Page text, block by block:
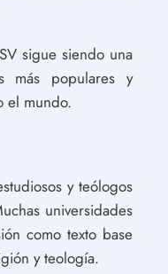
sigue siendo una
más populares y
el mundo.
y teólogos
universidades
como texto base
y teología.